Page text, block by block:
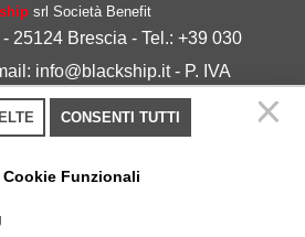
srl Società Benefit
25124 Brescia - Tel.: +39 030
info@blackship.it - P. IVA
03492980986
policy-Cookie policy
CONSENTI TUTTI
Cookie Funzionali